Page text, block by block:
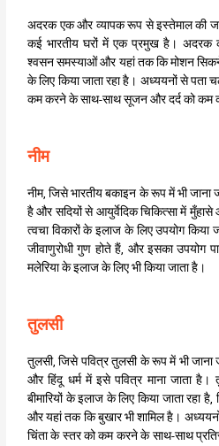
अदरक एक और व्यापक रूप से इस्तेमाल की
कई भारतीय घरों में एक प्रमुख है। अदरक
श्वसन समस्याओं और यहां तक कि मोशन
के लिए किया जाता रहा है। अध्ययनों से पता
कम करने के साथ-साथ सूजन और दर्द को कम
नीम
नीम, जिसे भारतीय बकाइन के रूप में भी जाना
है और सदियों से आयुर्वेदिक चिकित्सा में मुँहासे
त्वचा विकारों के इलाज के लिए उपयोग किया
जीवाणुरोधी गुण होते हैं, और इसका उपयोग
मलेरिया के इलाज के लिए भी किया जाता है।
तुलसी
तुलसी, जिसे पवित्र तुलसी के रूप में भी जाना
और हिंदू धर्म में इसे पवित्र माना जाता है।
बीमारियों के इलाज के लिए किया जाता रहा
और यहां तक कि बुखार भी शामिल है।
चिंता के स्तर को कम करने के साथ-साथ